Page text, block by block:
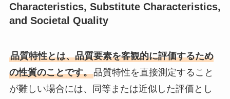
Characteristics, Substitute Characteristics,
and Societal Quality
品質特性とは、品質要素を客観的に評価するため
の性質のことです。品質特性を直接測定すること
が難しい場合には、同等または近似した評価とし